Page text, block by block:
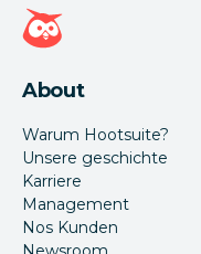
Hootsuite Homepage
About
Warum Hootsuite?
Unsere geschichte
Karriere
Management
Nos Kunden